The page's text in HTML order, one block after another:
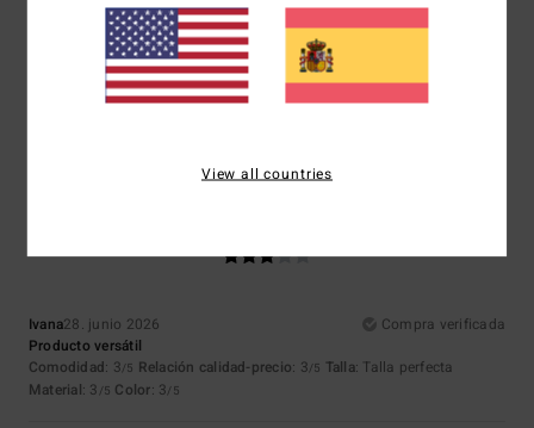
2. julio 2026
El tejido está maravillosamente confeccionado y es de gran calidad
Mostrar original - Deutsch
Comodidad: 5/5 Relación calidad-precio
Ivana28. junio 2026
Compra verificada
Producto versátil
Comodidad: 3/5 Relación calidad-precio: 3/5 Talla: Talla perfecta
Material: 3 /5 Color: 3/5
View all countries